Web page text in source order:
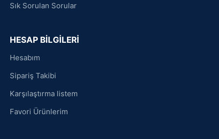
Sık Sorulan Sorular
HESAP BİLGİLERİ
Hesabım
Sipariş Takibi
Karşılaştırma listem
Favori Ürünlerim